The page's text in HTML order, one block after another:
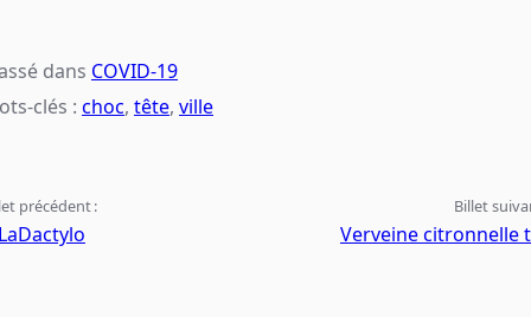
dans COVID-19
clés : choc, tête, ville
précédent : Billet
Verveine citronnelle